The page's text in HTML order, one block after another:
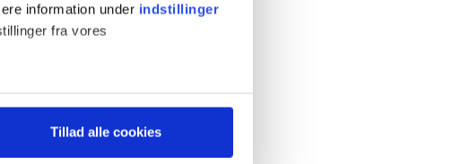
information under indstillinger
fra vores
Tillad alle cookies